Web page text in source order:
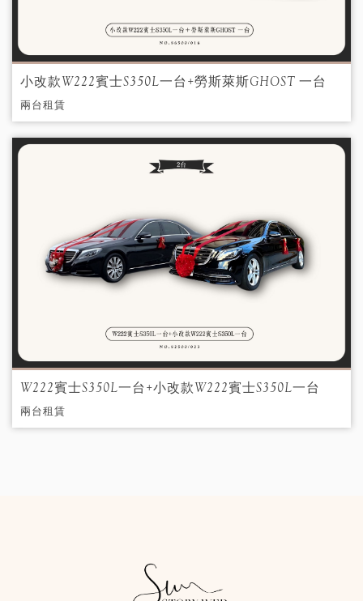
小改款W222賓士S350L一台+勞斯萊斯GHOST 一台
兩台租賃
W222賓士S350L一台+小改款W222賓士S350L一台
兩台租賃